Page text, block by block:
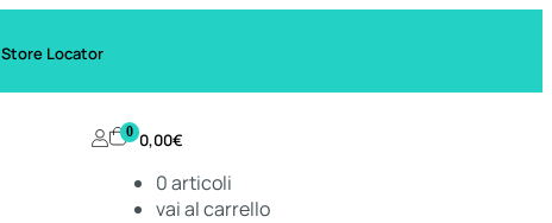
Store Locator
0 0,00€
0articoli
vai al carrello